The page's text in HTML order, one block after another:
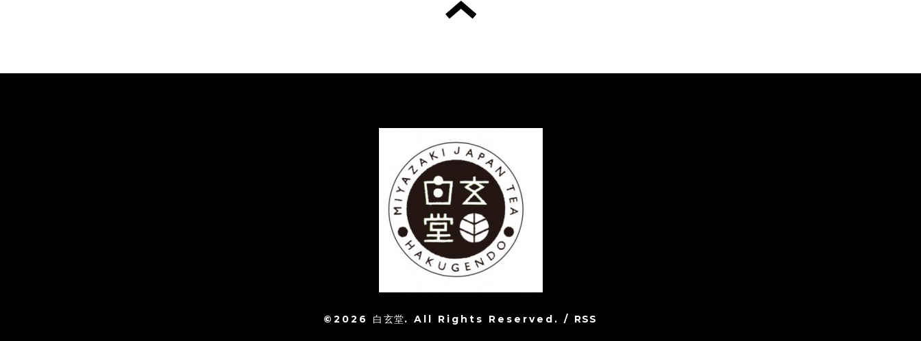
©2026 白玄堂. All Rights Reserved. / RSS